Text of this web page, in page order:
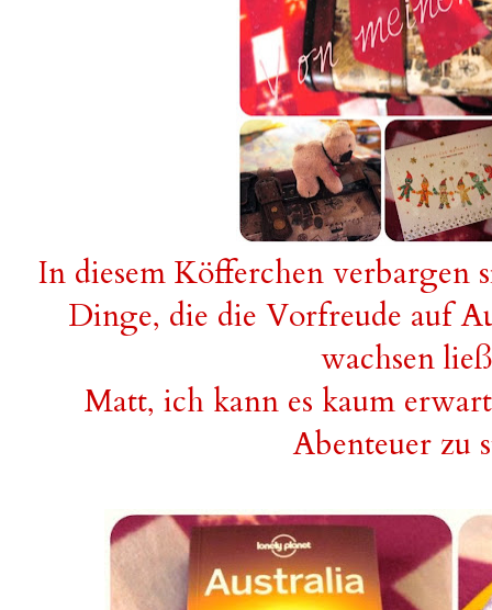
In diesem Köfferchen verbargen
Dinge, die die Vorfreude auf
wachsen
Matt, ich kann es kaum
Abenteuer zu